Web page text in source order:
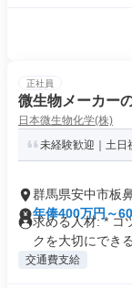
正社員
微生物メーカー
日本微生物化学(株)
未経験歓迎｜土日
群馬県安中市板
年俸400万円～
求める人材: * コ
クを大切にでき
交通費支給